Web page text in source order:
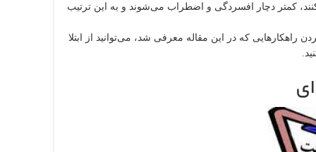
کمتر دچار افسردگی و اضطراب می‌شوند و به این ترتیب
که در این مقاله معرفی شد، می‌توانید از ابتلا